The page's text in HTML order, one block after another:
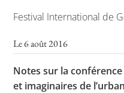
Les
Festival International de
Le 6 août 2016
Notes sur la
et imaginaires de